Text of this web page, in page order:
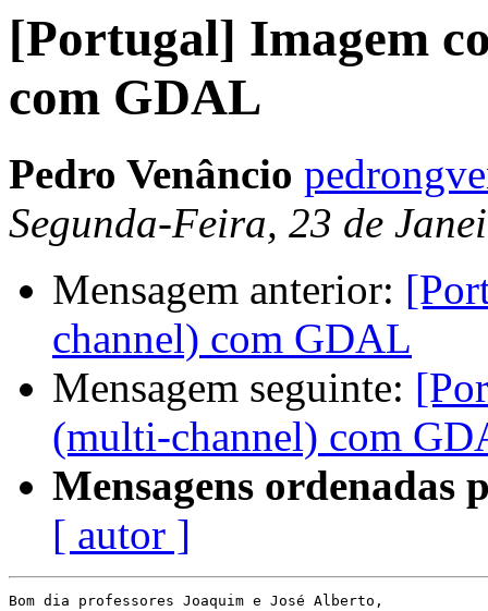
[Portugal] Imagem
com GDAL
Pedro Venâncio
Segunda-Feira, 23 de
Mensagem anterior:
channel) com GDAL
Mensagem seguinte:
(multi-channel) com
Mensagens ordenadas
[ autor ]
Bom dia professores Joaquim e José Alberto,